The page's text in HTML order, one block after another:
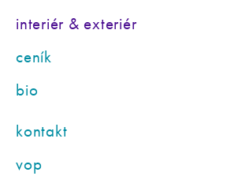
interiér & exteriér
ceník
bio
kontakt
vop